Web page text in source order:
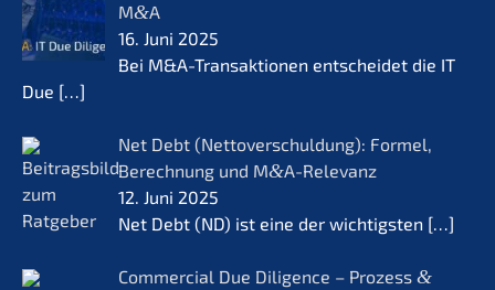
M&A
16. Juni 2025
Bei M&A-Transaktionen entschei­det die IT
Due […]
Net Debt (Netto­ver­schul­dung): Formel,
Berech­nung und M&A-Relevanz
12. Juni 2025
Net Debt (ND) ist eine der wichtigs­ten […]
Commer­cial Due Diligence – Prozess &